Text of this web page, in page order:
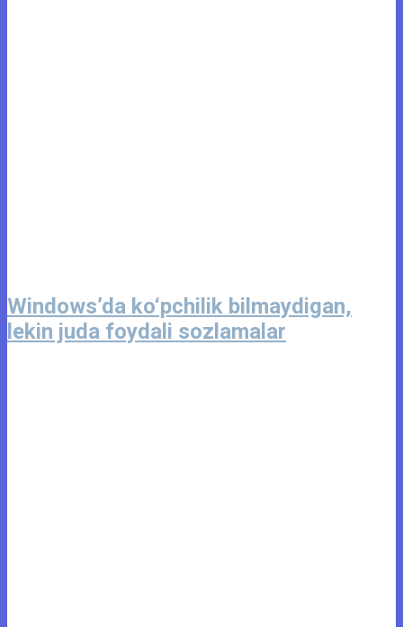
Windows’da ko‘pchilik bilmaydigan,
lekin juda foydali sozlamalar